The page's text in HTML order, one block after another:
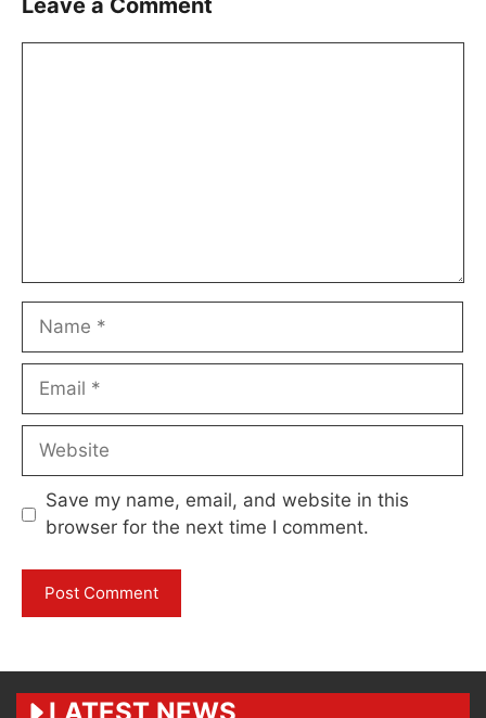
Leave a Comment
Name
Email
Website
Save my name, email, and website in this
browser for the next time I comment.
LATEST NEWS